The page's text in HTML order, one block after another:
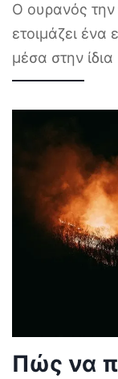
Ο ουρανός την
ετοιμάζει
μέσα στην
Πώς να